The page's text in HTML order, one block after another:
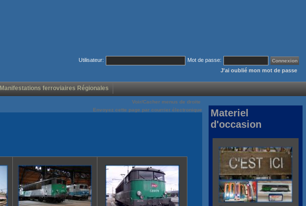
Utilisateur:
Mot de passe:
J'ai oublié mon mot de passe
Manifestations ferroviaires Régionales
Voir/Cacher menus de droite
Envoyez cette page par courrier électronique
Materiel
d'occasion